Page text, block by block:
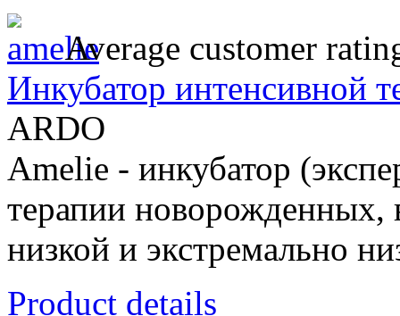
Average customer
Инкубатор интенсивной
ARDO
Amelie - инкубатор
терапии
низкой и экстремально
Product details